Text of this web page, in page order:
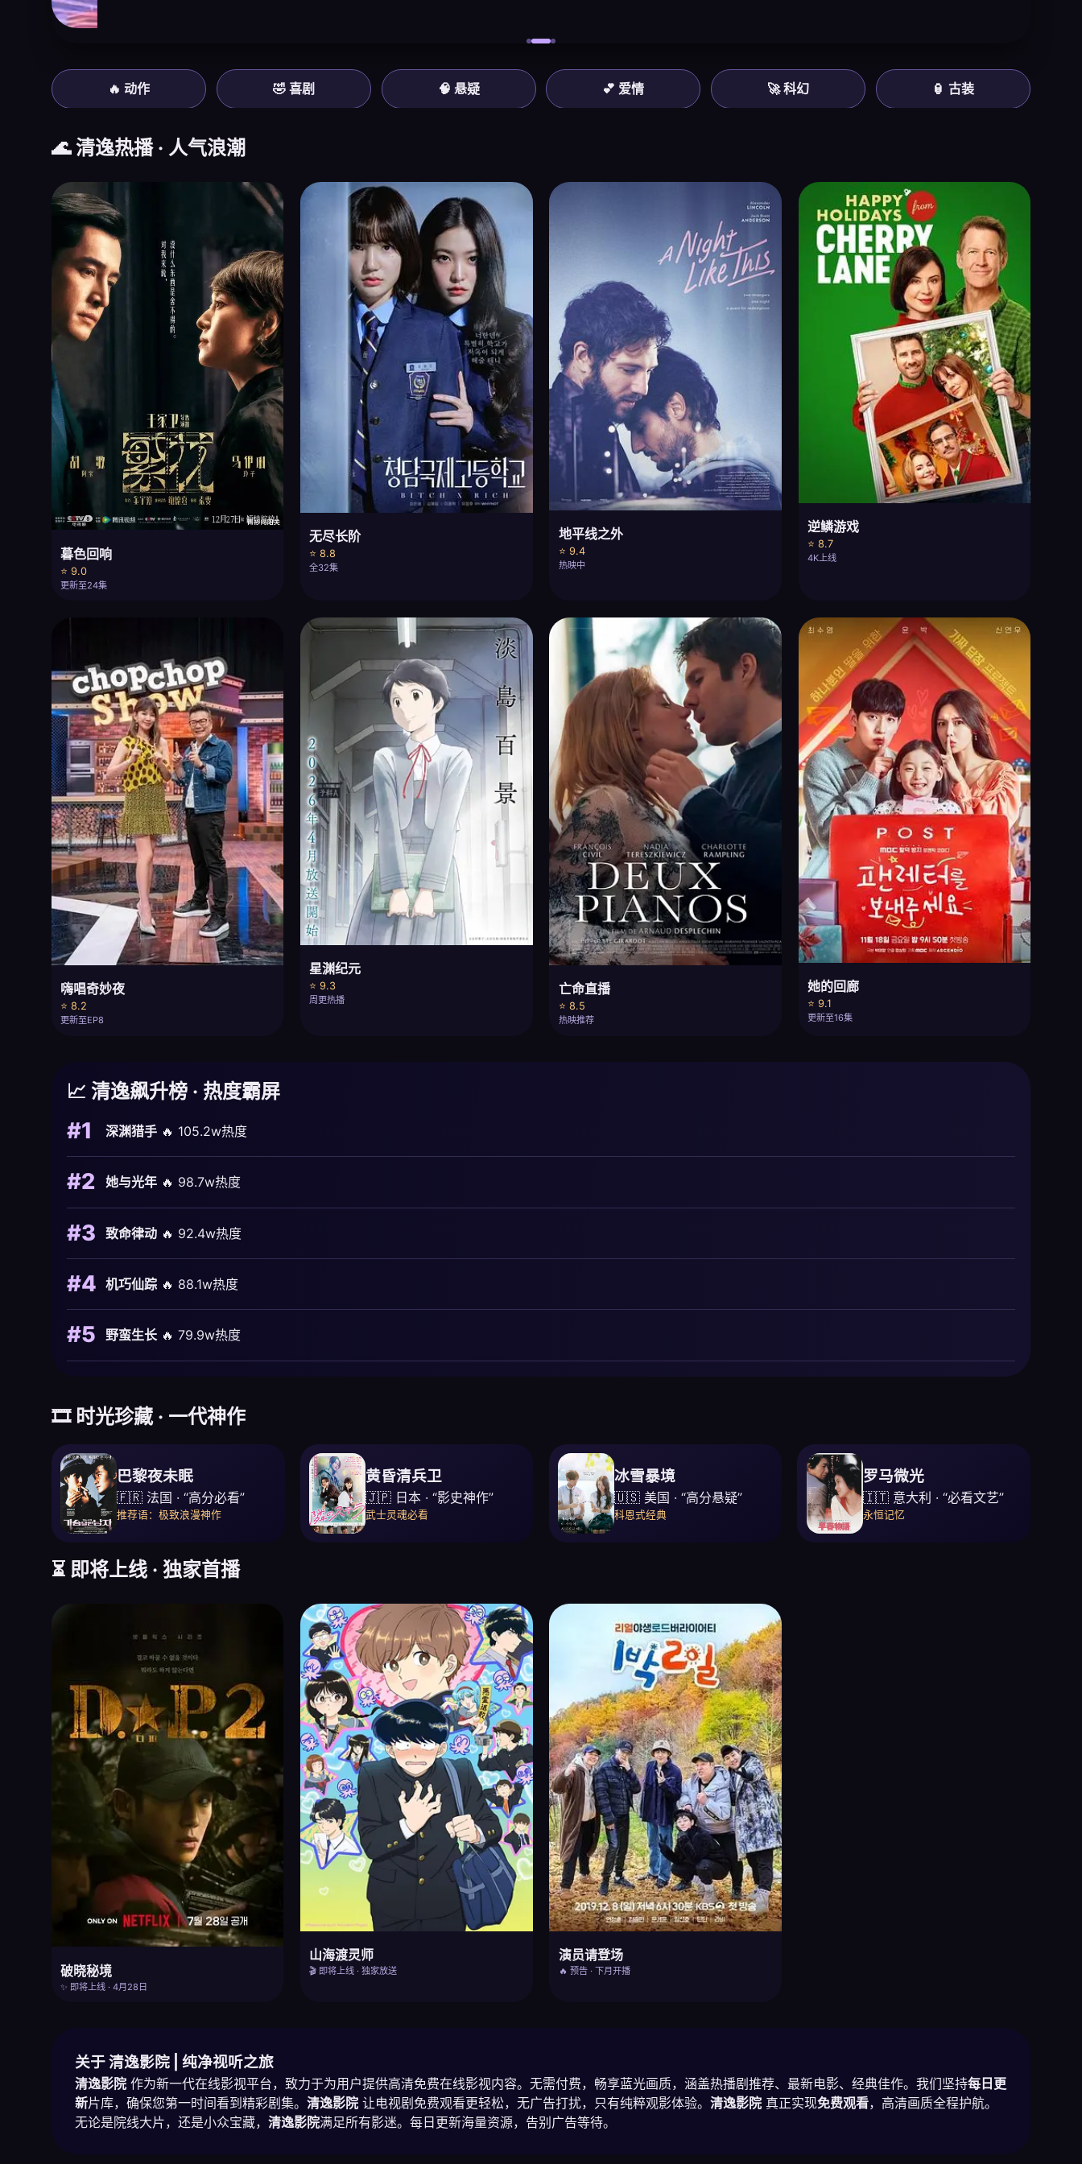
🔥 动作 🤣 喜剧 🧠 悬疑 💕 爱情 🚀 科幻 🏮 古装
🌊 清逸热播 · 人气浪潮
暮色回响
⭐ 9.0
更新至24集
无尽长阶
⭐ 8.8
全32集
地平线之外
⭐ 9.4
热映中
逆鳞游戏
⭐ 8.7
4K上线
嗨唱奇妙夜
⭐ 8.2
更新至EP8
星渊纪元
⭐ 9.3
周更热播
亡命直播
⭐ 8.5
热映推荐
她的回廊
⭐ 9.1
更新至16集
📈 清逸飙升榜 · 热度霸屏
#1 深渊猎手 🔥 105.2w热度
#2 她与光年 🔥 98.7w热度
#3 致命律动 🔥 92.4w热度
#4 机巧仙踪 🔥 88.1w热度
#5 野蛮生长🔥 79.9w热度
🎞️ 时光珍藏 · 一代神作
巴黎夜未眠
🇫🇷 法国 · “高分必看”
推荐语：极致浪漫神作
黄昏清兵卫
🇯🇵 日本 · “影史神作”
武士灵魂必看
冰雪暴境
🇺🇸 美国 · “高分悬疑”
科恩式经典
罗马微光
🇮🇹 意大利 · “必看文艺”
永恒记忆
⏳ 即将上线 · 独家首播
破晓秘境
✨ 即将上线 · 4月28日
山海渡灵师
🎬 即将上线 · 独家放送
演员请登场
🔥 预告 · 下月开播
关于 清逸影院 | 纯净视听之旅
清逸影院作为新一代在线影视平台，致力于为用户提供高清免费在线影视内容。无需付费，畅享蓝光画质，涵盖热播剧推荐、最新电影、经典佳作。我们坚持每日更
新片库，确保您第一时间看到精彩剧集。 清逸影院让电视剧免费观看更轻松，无广告打扰，只有纯粹观影体验。 清逸影院真正实现免费观看，高清画质全程护航。
无论是院线大片，还是小众宝藏， 清逸影院满足所有影迷。每日更新海量资源，告别广告等待。